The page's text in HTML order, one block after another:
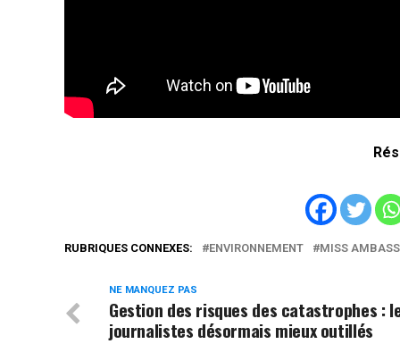
RUBRIQUES CONNEXES: ENVIRONNEMENT MISS
NE MANQUEZ PAS
Gestion des risques des catastrophes :
journalistes désormais mieux outillés